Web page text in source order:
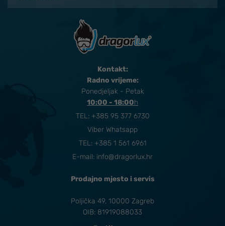
Kontakt:
Radno vrijeme:
Ponedjeljak - Petak
10:00 - 18:00​h
TEL: +385 95 377 6730
Viber Whatsapp
TEL: +385 1 561 6961
E-mail: info@dragorlux.hr
Prodajno mjesto i servis
Poljička 49, 10000 Zagreb
OIB: 81919088033